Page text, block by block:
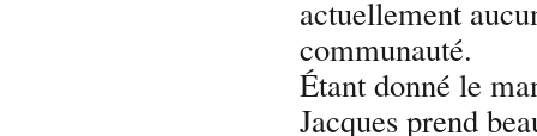
actuellement
communauté.
Étant donné le
Jacques prend